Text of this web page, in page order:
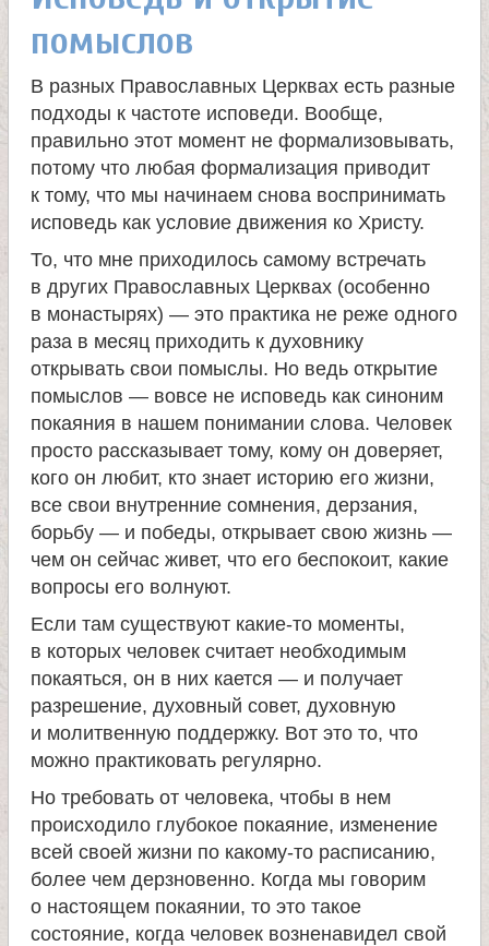
помыслов
В разных Православных Церквах есть разные
подходы к частоте исповеди. Вообще,
правильно этот момент не формализовывать,
потому что любая формализация приводит
к тому, что мы начинаем снова воспринимать
исповедь как условие движения ко Христу.
То, что мне приходилось самому встречать
в других Православных Церквах (особенно
в монастырях) — это практика не реже одного
раза в месяц приходить к духовнику
открывать свои помыслы. Но ведь открытие
помыслов — вовсе не исповедь как синоним
покаяния в нашем понимании слова. Человек
просто рассказывает тому, кому он доверяет,
кого он любит, кто знает историю его жизни,
все свои внутренние сомнения, дерзания,
борьбу — и победы, открывает свою жизнь —
чем он сейчас живет, что его беспокоит, какие
вопросы его волнуют.
Если там существуют какие-то моменты,
в которых человек считает необходимым
покаяться, он в них кается — и получает
разрешение, духовный совет, духовную
и молитвенную поддержку. Вот это то, что
можно практиковать регулярно.
Но требовать от человека, чтобы в нем
происходило глубокое покаяние, изменение
всей своей жизни по какому-то расписанию,
более чем дерзновенно. Когда мы говорим
о настоящем покаянии, то это такое
состояние, когда человек возненавидел свой